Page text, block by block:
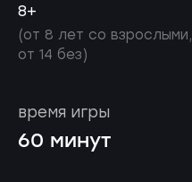
8+
(от 8 лет со взрослыми,
от 14 без)
время игры
60 минут